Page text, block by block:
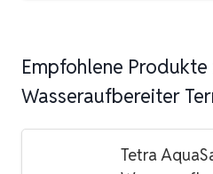
Empfohlene Produkte
Wasseraufbereiter
Tetra